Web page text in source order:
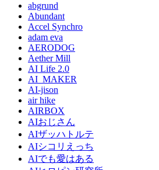
abgrund
Abundant
Accel Synchro
adam eva
AERODOG
Aether Mill
AI Life 2.0
AI_MAKER
AI-jison
air hike
AIRBOX
AIおじさん
AIザッハトルテ
AIシコリえっち
AIでも愛はある